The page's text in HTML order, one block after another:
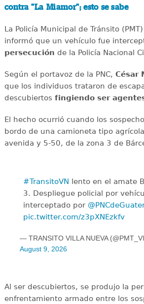
contra "La Miamor"; esto se sabe
La Policía Municipal de Tránsito
informó que un vehículo fue
persecución de la Policía Nacional
Según el portavoz de la PNC, César
que los individuos trataron de
descubiertos fingiendo ser
El hecho ocurrió cuando los
bordo de una camioneta tipo
avenida y 5-50, de la zona 3 de
#TransitoVN lento en el amate
3. Despliegue policial por
interceptado por
pic.twitter.com/z3pXNEzkfv
— TRANSITO VILLA NUEVA
August 9, 2026
Al ser descubiertos, se produjo la
enfrentamiento armado entre los